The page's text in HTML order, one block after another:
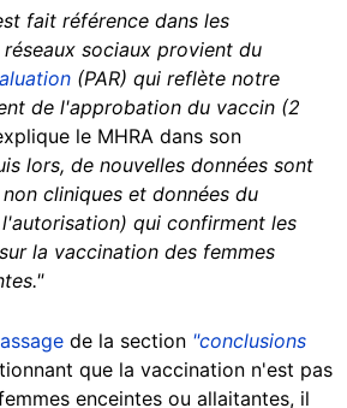
fait référence dans les
sociaux provient du
(PAR) qui reflète notre
de l'approbation du vaccin (2
le MHRA dans son
lors, de nouvelles données sont
cliniques et données du
qui confirment les
la vaccination des femmes
de la section "conclusions
que la vaccination n'est pas
enceintes ou allaitantes, il